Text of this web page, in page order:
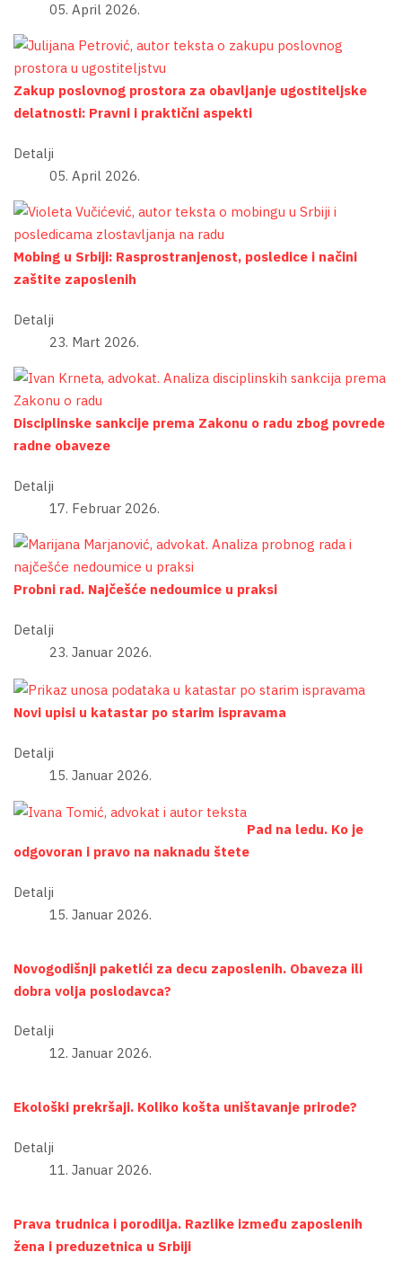
05. April 2026.
Zakup poslovnog prostora za obavljanje ugostiteljske
delatnosti: Pravni i praktični aspekti
Detalji
05. April 2026.
Mobing u Srbiji: Rasprostranjenost, posledice i načini
zaštite zaposlenih
Detalji
23. Mart 2026.
Disciplinske sankcije prema Zakonu o radu zbog povrede
radne obaveze
Detalji
17. Februar 2026.
Probni rad. Najčešće nedoumice u praksi
Detalji
23. Januar 2026.
Novi upisi u katastar po starim ispravama
Detalji
15. Januar 2026.
Pad na ledu. Ko je
odgovoran i pravo na naknadu štete
Detalji
15. Januar 2026.
Novogodišnji paketići za decu zaposlenih. Obaveza ili
dobra volja poslodavca?
Detalji
12. Januar 2026.
Ekološki prekršaji. Koliko košta uništavanje prirode?
Detalji
11. Januar 2026.
Prava trudnica i porodilja. Razlike između zaposlenih
žena i preduzetnica u Srbiji